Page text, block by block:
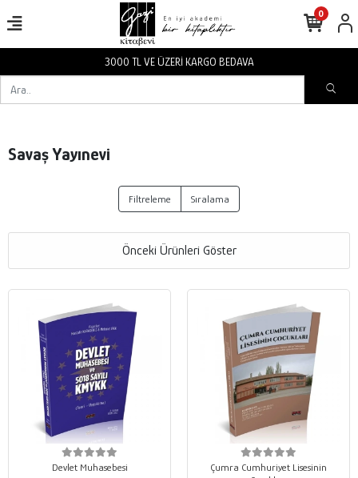
3000 TL VE ÜZERİ KARGO BEDAVA
0
Savaş Yayınevi
Filtreleme Sıralama
Önceki Ürünleri Göster
Devlet Muhasebesi
Çumra Cumhuriyet Lisesinin